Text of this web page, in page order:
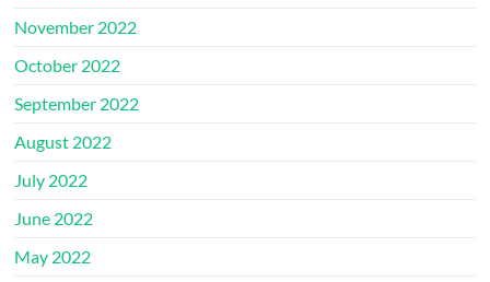
November 2022
October 2022
September 2022
August 2022
July 2022
June 2022
May 2022